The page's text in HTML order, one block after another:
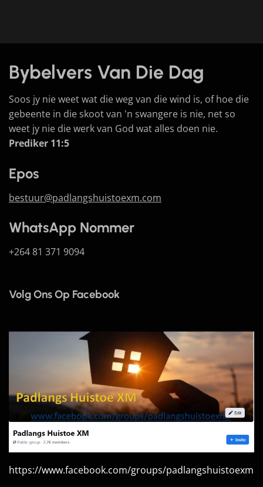
Bybelvers Van Die Dag
Soos jy nie weet wat die weg van die wind is, of hoe die
gebeente in die skoot van 'n swangere is nie, net so
weet jy nie die werk van God wat alles doen nie.
Prediker 11:5
Epos
bestuur@padlangshuistoexm.com
WhatsApp Nommer
+264 81 371 9094
Volg Ons Op Facebook
https://www.facebook.com/groups/padlangshuistoexm